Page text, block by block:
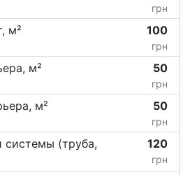
грн
м² 100
грн
м² 50
грн
м² 50
грн
(труба,
120
грн